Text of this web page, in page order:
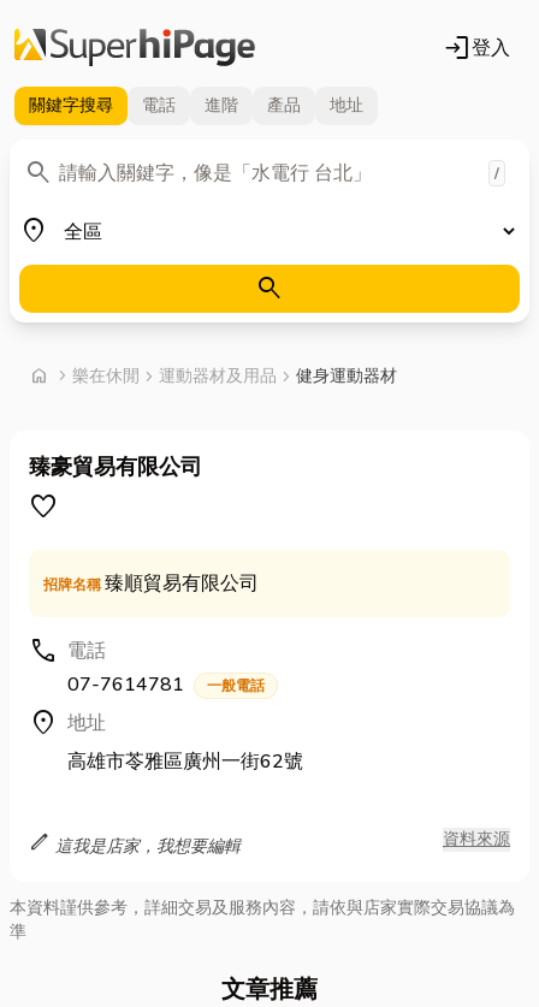
login登入
關鍵字搜尋 電話 進階 產品 地址
search
關鍵字 /
place
地區
search
home chevron_right 首頁
樂在休閒 chevron_right 運動器材及用品 chevron_right 健身運動器材
臻豪貿易有限公司
favorite
招牌名稱臻順貿易有限公司
call 電話
07-7614781
一般電話
location_on 地址
高雄市苓雅區廣州一街62號
edit 這我是店家，我想要編輯 資料來源
本資料謹供參考，詳細交易及服務內容，請依與店家實際交易協議為
準
文章推薦